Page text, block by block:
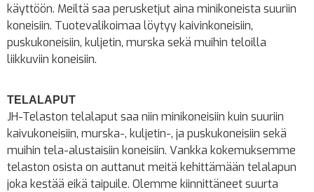
käyttöön. Meiltä saa perusketjut aina minikoneista suuriin
koneisiin. Tuotevalikoimaa löytyy kaivinkoneisiin,
puskukoneisiin, kuljetin, murska sekä muihin teloilla
liikkuviin koneisiin.
TELALAPUT
JH-Telaston telalaput saa niin minikoneisiin kuin suuriin
kaivukoneisiin, murska-, kuljetin-, ja puskukoneisiin sekä
muihin tela-alustaisiin koneisiin. Vankka kokemuksemme
telaston osista on auttanut meitä kehittämään telalapun
joka kestää eikä taipuile. Olemme kiinnittäneet suurta